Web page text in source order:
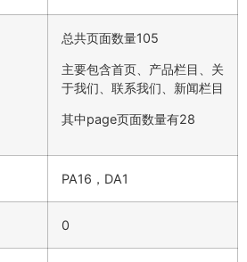
总共页面数量105
主要包含首页、产品栏目、关
于我们、联系我们、新闻栏目
其中page页面数量有28
PA16，DA1
0